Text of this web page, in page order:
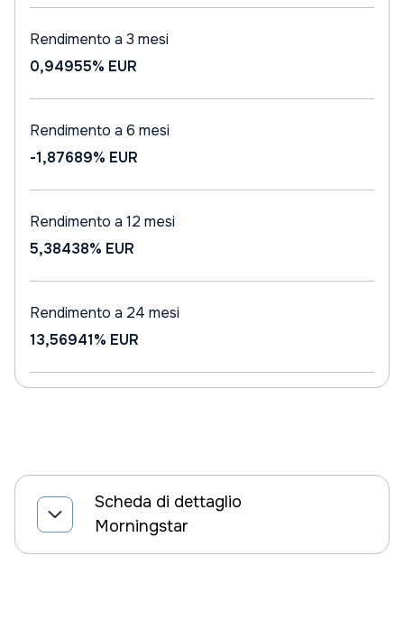
Rendimento a 3 mesi
0,94955% EUR
Rendimento a 6 mesi
-1,87689% EUR
Rendimento a 12 mesi
5,38438% EUR
Rendimento a 24 mesi
13,56941% EUR
Scheda di dettaglio
Morningstar